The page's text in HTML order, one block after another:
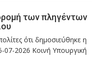
των πληγέντων
ότι δημοσιεύθηκε η
07-2026 Κοινή Υπουργική